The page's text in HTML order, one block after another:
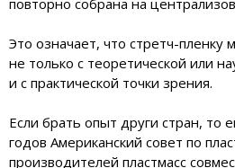
повторно собрана на
Это означает, что стретч-пленку
не только с теоретической или
и с практической точки зрения.
Если брать опыт други стран, то
годов Американский совет по
производителей пластмасс